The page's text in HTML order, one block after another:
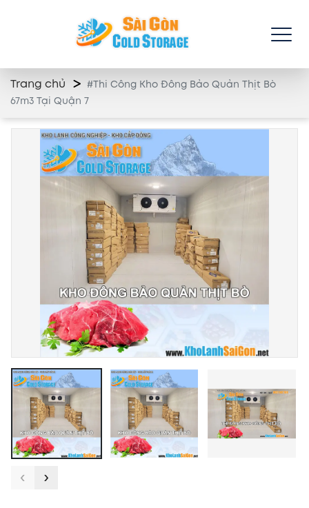
Trang chủ
#Thi Công Kho Đông Bảo Quản Thịt Bò
67m3 Tại Quận 7
‹ ›